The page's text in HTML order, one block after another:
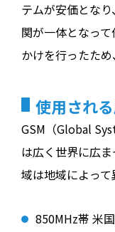
テムが安価とな
関が一体となっ
かけを行ったため
使用され
GSM（Global
は広く世界に広
域は地域によって
850MHz帯 米